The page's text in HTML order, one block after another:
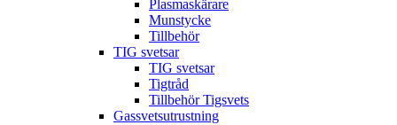
Plasmaskärare
Munstycke
Tillbehör
TIG svetsar
TIG svetsar
Tigtråd
Tillbehör Tigsvets
Gassvetsutrustning